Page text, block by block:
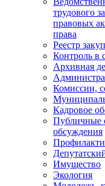
трудового
правовых
права
Реестр
Контроль в
Архивная
Комиссии,
Кадровое
Публичные
обсуждения
Имущество
Экология